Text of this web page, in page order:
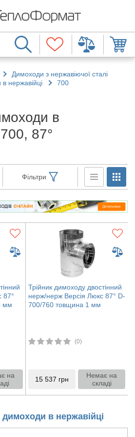
Димоходи з нержавіючої сталі
в нержавійці
700
в
87°
Фільтри
87°
мм
на
Трійник димоходу двостінний
нерж/нерж Версія Люкс 87° D-
700/760 товщина 1 мм
(0)
15 537 грн
Немає на
складі
димоходи в нержавійці